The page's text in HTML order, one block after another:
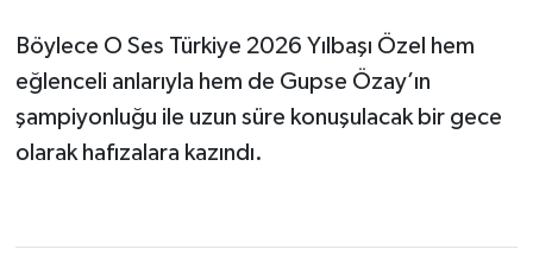
Böylece O Ses Türkiye 2026 Yılbaşı Özel hem
eğlenceli anlarıyla hem de Gupse Özay’ın
şampiyonluğu ile uzun süre konuşulacak bir gece
olarak hafızalara kazındı.